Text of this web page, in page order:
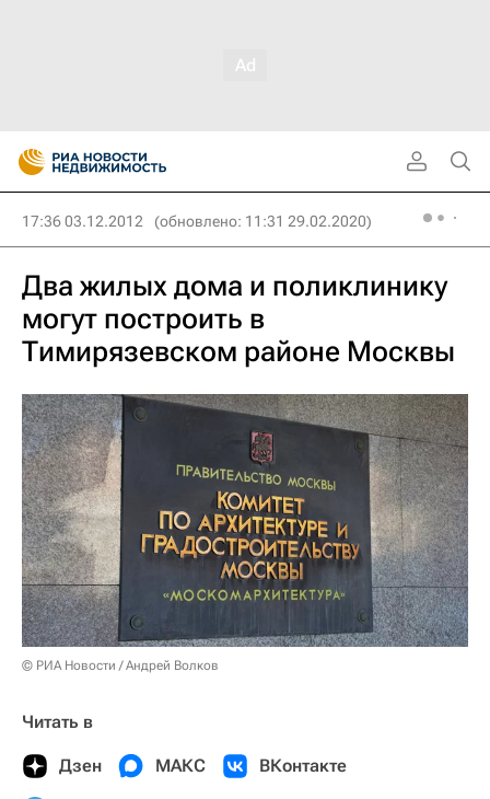
17:36 03.12.2012 (обновлено: 11:31 29.02.2020)
Два жилых дома и поликлинику
могут построить в
Тимирязевском районе Москвы
© РИА Новости / Андрей Волков
Читать в
Дзен МАКС ВКонтакте